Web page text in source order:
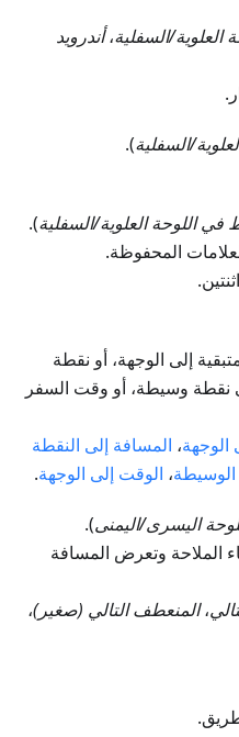
السفلية،أندرويد
السفلية).
في اللوحة العلوية/السفلية).
المحفوظة.
إلى الوجهة، أو نقطة
وسيطة، أو وقت السفر
الوجهة، المسافة إلى النقطة
الوسيطة، الوقت إلى الوجهة.
اليسرى/اليمنى).
الملاحة وتعرض المسافة
،المنعطف التالي (صغير)،